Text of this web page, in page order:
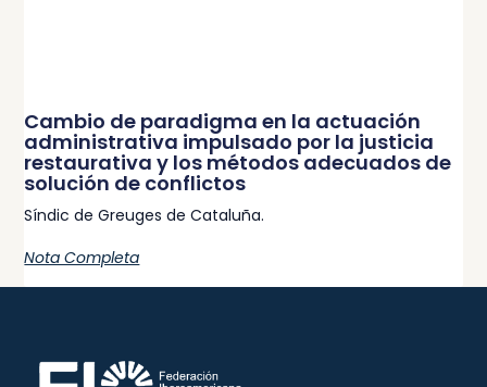
Cambio de paradigma en la actuación
administrativa impulsado por la justicia
restaurativa y los métodos adecuados de
solución de conflictos
Síndic de Greuges de Cataluña.
Nota Completa